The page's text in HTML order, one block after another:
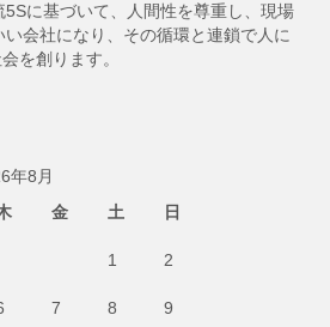
に基づいて、人間性を尊重し、現場
会社になり、その循環と連鎖で人に
を創ります。
年8月
金 土 日
1 2
7 8 9